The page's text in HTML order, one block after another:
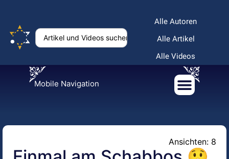
Alle Autoren
Alle Artikel
Alle Videos
Mobile Navigation
Ansichten: 8